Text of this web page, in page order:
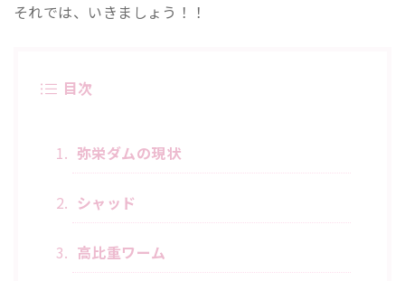
それでは、いきましょう！！
目次
弥栄ダムの現状
シャッド
高比重ワーム